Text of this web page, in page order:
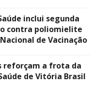
inclui segunda
contra poliomielite
de Vacinação
reforçam a frota da
de Vitória Brasil